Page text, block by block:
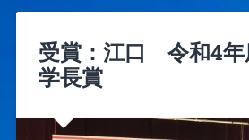
受賞：江口 令和4年
学長賞